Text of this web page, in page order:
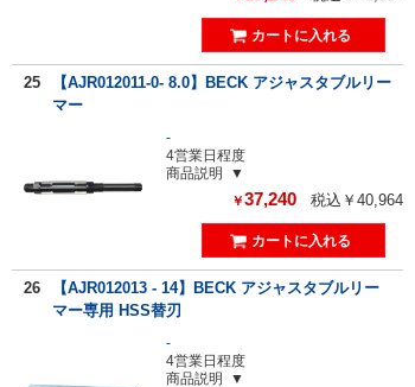
25
【AJR012011-0- 8.0】BECK アジャスタブルリー
マー
-
4営業日程度
商品説明
￥37,240 税込￥40,964
26
【AJR012013 - 14】BECK アジャスタブルリー
マー専用 HSS替刃
-
4営業日程度
商品説明